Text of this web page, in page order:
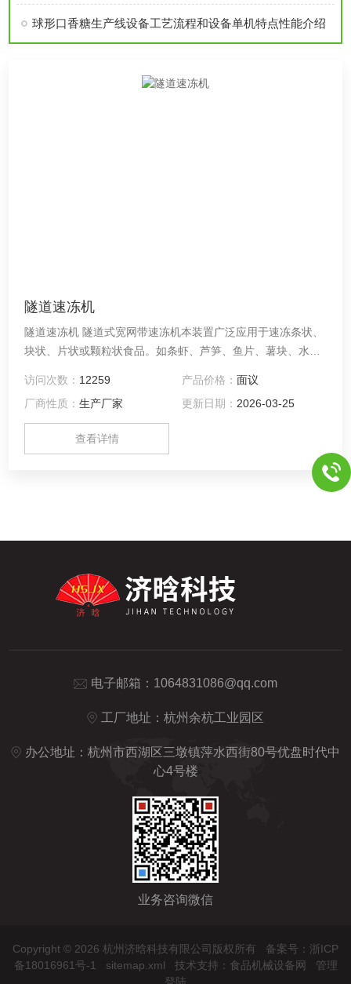
球形口香糖生产线设备工艺流程和设备单机特点性能介绍
隧道速冻机
隧道速冻机 隧道式宽网带速冻机本装置广泛应用于速冻条状、
块状、片状或颗粒状食品。如条虾、芦笋、鱼片、薯块、水
式。
访问次数： 12259 产品价格： 面议
厂商性质：生产厂家 更新日期： 2026-03-25
查看详情
电子邮箱： 1064831086@qq.com
工厂地址：杭州余杭工业园区
办公地址：杭州市西湖区三墩镇萍水西街80号优盘时代中
心4号楼
业务咨询微信
Copyright © 2026 杭州济晗科技有限公司版权所有 备案号：浙ICP
备18016961号-1
sitemap.xml 技术支持： 食品机械设备网
管理
登陆